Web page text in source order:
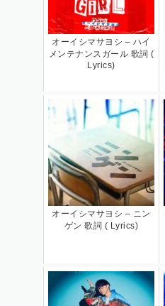
オーイシマサヨシ – ハイ
メンテナンスガール 歌詞 (
Lyrics)
オーイシマサヨシ – ニン
ゲン 歌詞 ( Lyrics)